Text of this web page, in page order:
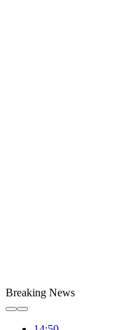
Breaking News